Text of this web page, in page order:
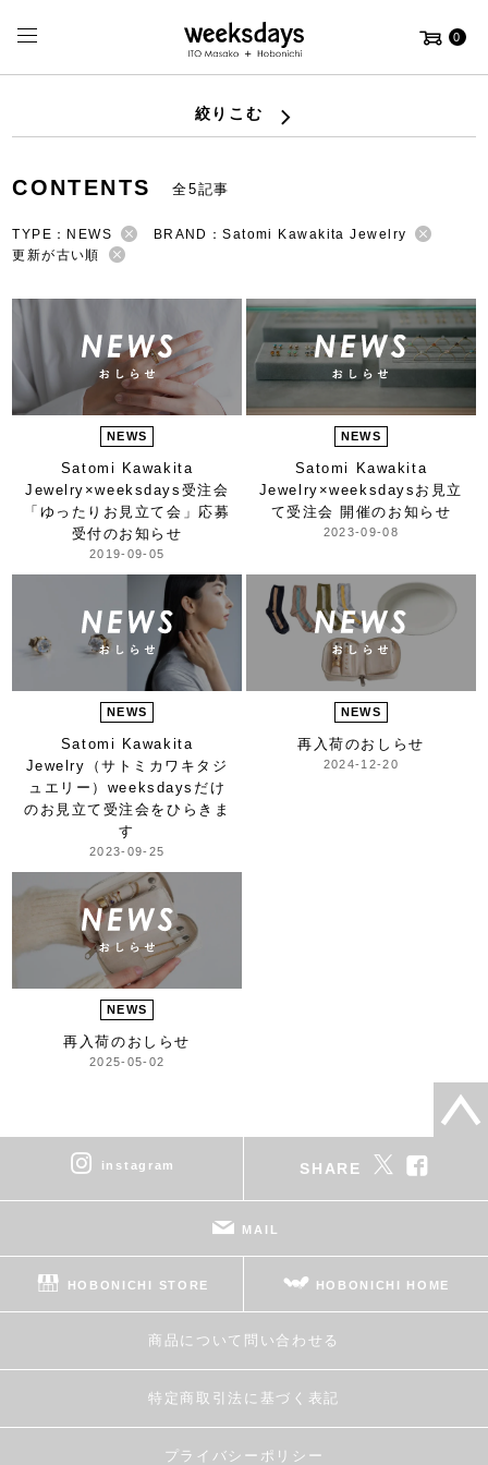
0
絞りこむ
CONTENTS 全5記事
TYPE：NEWS
BRAND：Satomi Kawakita Jewelry
更新が古い順
NEWS
Satomi Kawakita
Jewelry×weeksdays受注会
「ゆったりお見立て会」応募
受付のお知らせ
2019-09-05
NEWS
Satomi Kawakita
Jewelry×weeksdays お見立
て受注会 開催のお知らせ
2023-09-08
NEWS
Satomi Kawakita
Jewelry
（サトミカワキタジ
ュエリー） weeksdaysだけ
の お見立て受注会をひらきま
す
2023-09-25
NEWS
再入荷のおしらせ
2024-12-20
NEWS
再入荷のおしらせ
2025-05-02
instagram SHARE
MAIL
HOBONICHI STORE HOBONICHI HOME
商品について問い合わせる
特定商取引法に基づく表記
プライバシーポリシー